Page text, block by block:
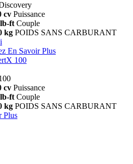
cv Puissance
ft Couple
kg POIDS SANS CARBURANT
i
En Savoir Plus
100
cv Puissance
ft Couple
kg POIDS SANS CARBURANT
Plus